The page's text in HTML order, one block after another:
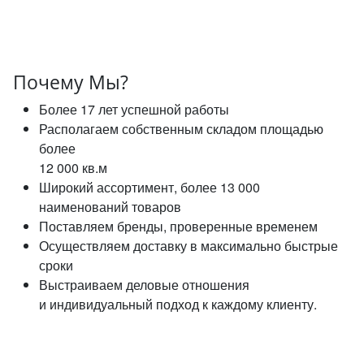
Почему Мы?
Более 17 лет успешной работы
Располагаем собственным складом площадью
более
12 000 кв.м
Широкий ассортимент, более 13 000
наименований товаров
Поставляем бренды, проверенные временем
Осуществляем доставку в максимально быстрые
сроки
Выстраиваем деловые отношения
и индивидуальный подход к каждому клиенту.